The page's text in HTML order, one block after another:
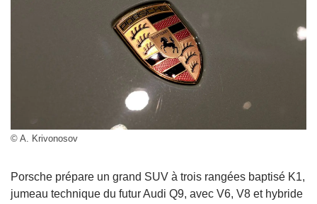
© A. Krivonosov
Porsche prépare un grand SUV à trois rangées baptisé K1,
jumeau technique du futur Audi Q9, avec V6, V8 et hybride